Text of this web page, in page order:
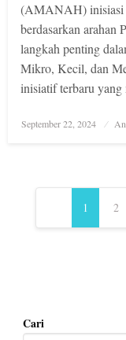
(AMANAH) inisiasi
berdasarkan arahan
langkah penting
Mikro, Kecil, dan
inisiatif terbaru
Posted
September 22, 2024
Navigasi
1 2
Cari